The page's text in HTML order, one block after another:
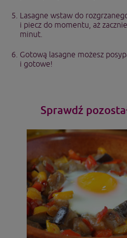
Lasagne wstaw do
i piecz do momentu, aż
minut.
Gotową lasagne możesz
i gotowe!
Sprawdź